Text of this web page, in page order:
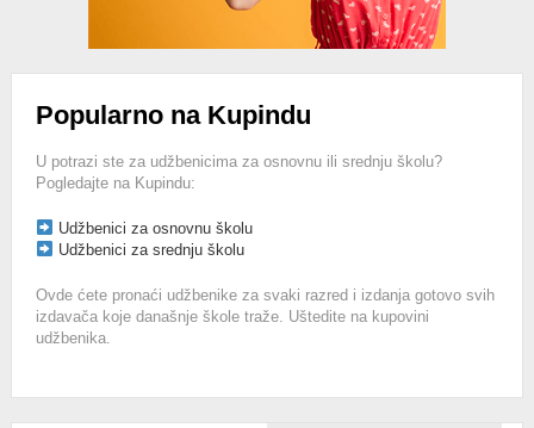
Popularno na Kupindu
U potrazi ste za udžbenicima za osnovnu ili srednju školu?
Pogledajte na Kupindu:
Udžbenici za osnovnu školu
Udžbenici za srednju školu
Ovde ćete pronaći udžbenike za svaki razred i izdanja gotovo svih
izdavača koje današnje škole traže. Uštedite na kupovini
udžbenika.